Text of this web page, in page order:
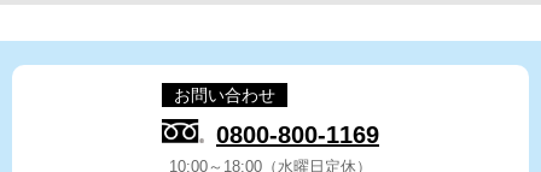
お問い合わせ
0800-800-1169
10:00～18:00（水曜日定休）